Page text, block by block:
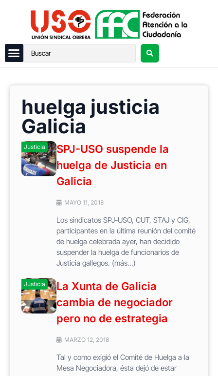
huelga justicia
Galicia
Justicia
SPJ-USO suspende la
huelga de Justicia en
Galicia
MAYO 11, 2018
Los sindicatos SPJ-USO, CUT, STAJ y CIG,
participantes en la última reunión del comité
de huelga celebrada ayer, han decidido
suspender la huelga de funcionarios de
Justicia gallegos. (más…)
Justicia
La Xunta de Galicia
cambia de negociador
pero no de estrategia
MARZO 12, 2018
Tal y como exigió el Comité de Huelga a la
Mesa Negociadora, ésta dejó de estar